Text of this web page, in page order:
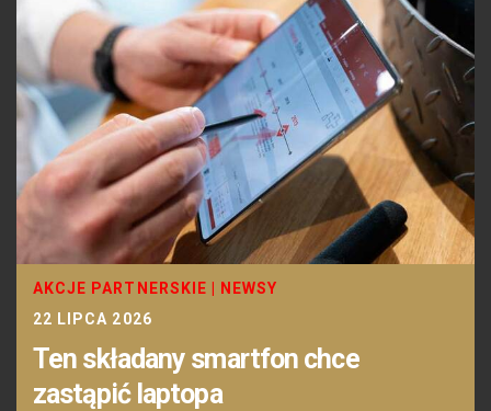
AKCJE PARTNERSKIE
NEWSY
22 LIPCA 2026
Ten składany smartfon chce
zastąpić laptopa